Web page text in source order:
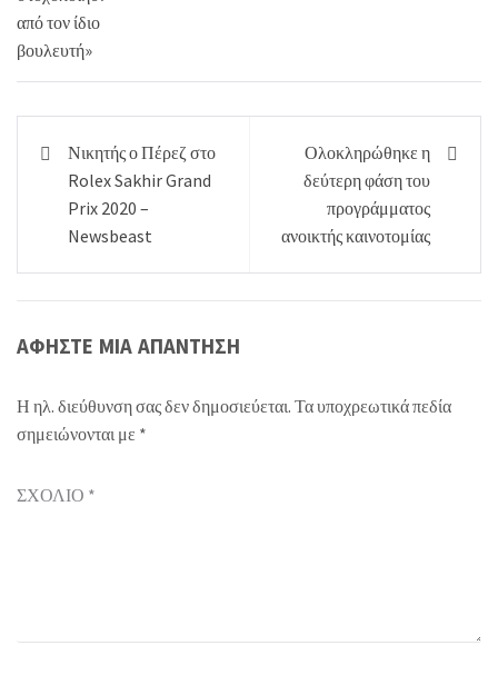
Πλοήγηση
άρθρων
Νικητής ο Πέρεζ στο
Rolex Sakhir Grand
Prix 2020 –
Newsbeast
Ολοκληρώθηκε η
δεύτερη φάση του
προγράμματος
ανοικτής καινοτομίας
ΑΦΉΣΤΕ ΜΙΑ ΑΠΆΝΤΗΣΗ
Η ηλ. διεύθυνση σας δεν δημοσιεύεται. Τα υποχρεωτικά πεδία
σημειώνονται με *
ΣΧΌΛΙΟ *